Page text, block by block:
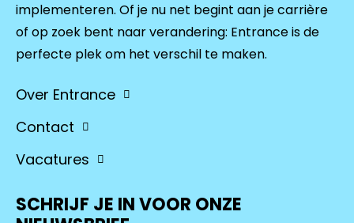
implementeren. Of je nu net begint aan je carrière
of op zoek bent naar verandering: Entrance is de
perfecte plek om het verschil te maken.
Over Entrance
Contact
Vacatures
SCHRIJF JE IN VOOR ONZE